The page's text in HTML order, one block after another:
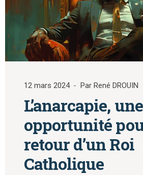
12 mars 2024 Par René DROUIN
L’anarcapie, une
opportunité
retour d’un Roi
Catholique